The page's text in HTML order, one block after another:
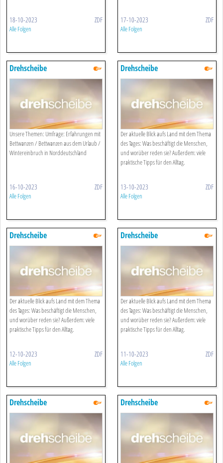
18-10-2023 ZDF
Alle Folgen
17-10-2023 ZDF
Alle Folgen
Drehscheibe
Unsere Themen: Umfrage: Erfahrungen mit
Bettwanzen / Bettwanzen aus dem Urlaub /
Wintereinbruch in Norddeutschland
16-10-2023 ZDF
Alle Folgen
Drehscheibe
Der aktuelle Blick aufs Land mit dem Thema
des Tages: Was beschäftigt die Menschen,
und worüber reden sie? Außerdem: viele
praktische Tipps für den Alltag.
13-10-2023 ZDF
Alle Folgen
Drehscheibe
Der aktuelle Blick aufs Land mit dem Thema
des Tages: Was beschäftigt die Menschen,
und worüber reden sie? Außerdem: viele
praktische Tipps für den Alltag.
12-10-2023 ZDF
Alle Folgen
Drehscheibe
Der aktuelle Blick aufs Land mit dem Thema
des Tages: Was beschäftigt die Menschen,
und worüber reden sie? Außerdem: viele
praktische Tipps für den Alltag.
11-10-2023 ZDF
Alle Folgen
Drehscheibe Drehscheibe